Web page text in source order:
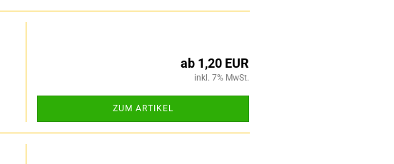
ab 1,20 EUR
inkl. 7% MwSt.
ZUM ARTIKEL